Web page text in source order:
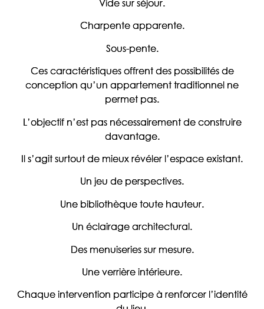
Vide sur séjour.
Charpente apparente.
Sous-pente.
Ces caractéristiques offrent des possibilités de
conception qu’un appartement traditionnel ne
permet pas.
L’objectif n’est pas nécessairement de construire
davantage.
Il s’agit surtout de mieux révéler l’espace existant.
Un jeu de perspectives.
Une bibliothèque toute hauteur.
Un éclairage architectural.
Des menuiseries sur mesure.
Une verrière intérieure.
Chaque intervention participe à renforcer l’identité